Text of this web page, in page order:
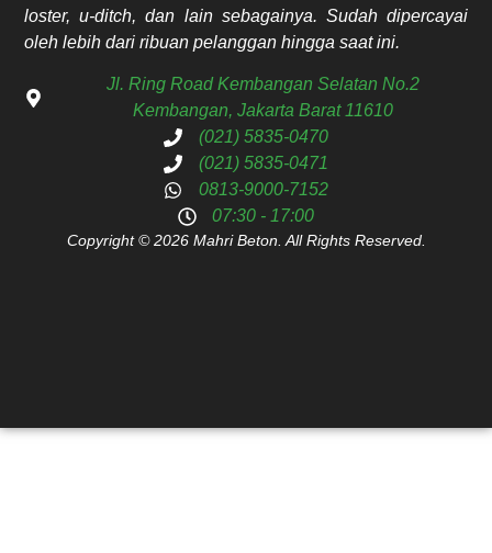
loster, u-ditch, dan lain sebagainya. Sudah dipercayai
oleh lebih dari ribuan pelanggan hingga saat ini.
Jl. Ring Road Kembangan Selatan No.2
Kembangan, Jakarta Barat 11610
(021) 5835-0470
(021) 5835-0471
0813-9000-7152
07:30 - 17:00
Copyright © 2026 Mahri Beton. All Rights Reserved.